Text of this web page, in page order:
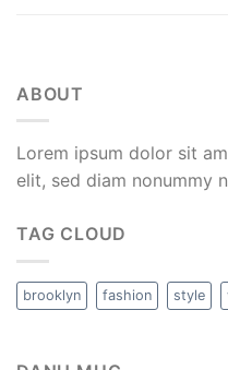
ABOUT
Lorem ipsum dolor sit
elit, sed diam nonummy
TAG CLOUD
brooklyn fashion style